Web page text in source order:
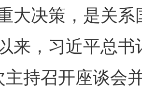
大决策，是关
来，习近平总
主持召开座谈会